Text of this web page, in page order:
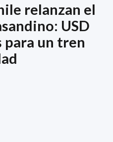
relanzan el
USD
para un tren